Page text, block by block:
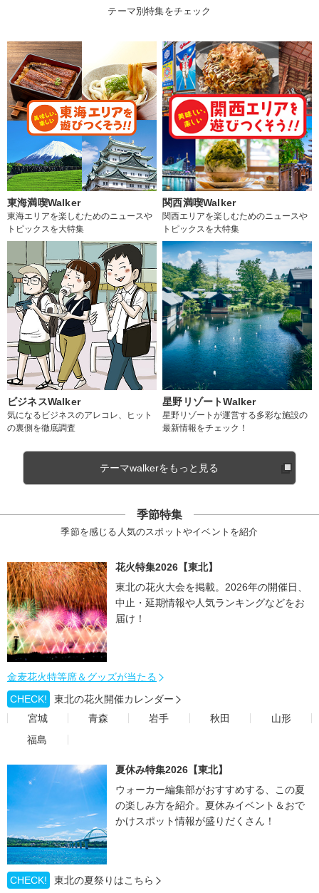
テーマ別特集をチェック
東海満喫Walker
東海エリアを楽しむためのニュースや
トピックスを大特集
関西満喫Walker
関西エリアを楽しむためのニュースや
トピックスを大特集
ビジネスWalker
気になるビジネスのアレコレ、ヒット
の裏側を徹底調査
星野リゾートWalker
星野リゾートが運営する多彩な施設の
最新情報をチェック！
テーマwalkerをもっと見る
季節特集
季節を感じる人気のスポットやイベントを紹介
花火特集2026【東北】
東北の花火大会を掲載。2026年の開催日、
中止・延期情報や人気ランキングなどをお
届け！
金麦花火特等席＆グッズが当たる
CHECK!
東北の花火開催カレンダー
宮城
青森 岩手 秋田
山形
福島
夏休み特集2026【東北】
ウォーカー編集部がおすすめする、この夏
の楽しみ方を紹介。夏休みイベント＆おで
かけスポット情報が盛りだくさん！
CHECK!
東北の夏祭りはこちら